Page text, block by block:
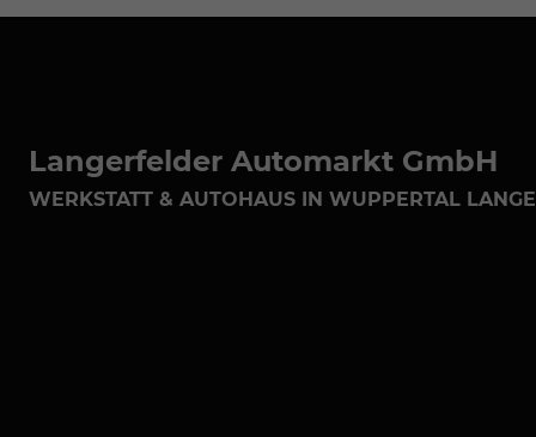
Langerfelder Automarkt GmbH
WERKSTATT & AUTOHAUS IN WUPPERTAL